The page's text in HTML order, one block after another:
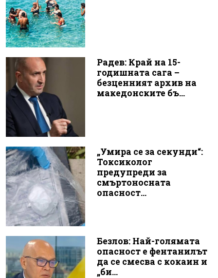
Радев: Край на 15-
годишната сага –
безценният архив на
македонските бъ...
„Умира се за секунди“:
Токсиколог
предупреди за
смъртоносната
опасност...
Безлов: Най-голямата
опасност е фентанилът
да се смесва с кокаин и
„би...